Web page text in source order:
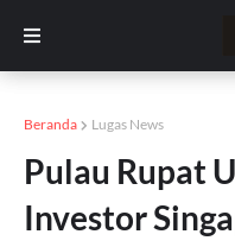
Beranda Lugas News
Pulau Rupat
Investor